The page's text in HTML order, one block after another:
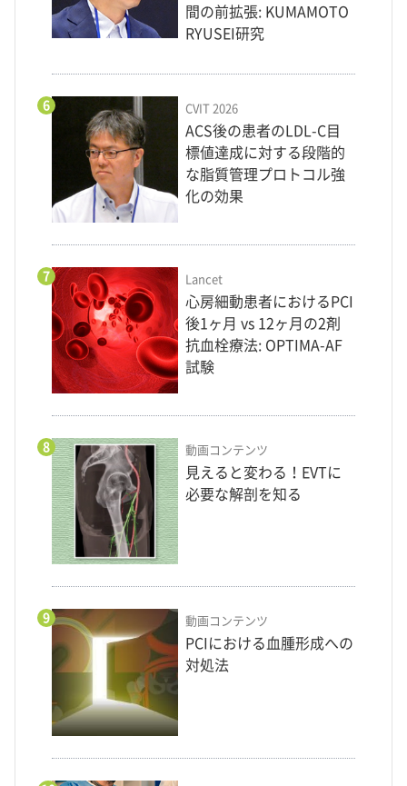
間の前拡張: KUMAMOTO
RYUSEI研究
6 CVIT 2026
ACS後の患者のLDL-C目
標値達成に対する段階的
な脂質管理プロトコル強
化の効果
7 Lancet
心房細動患者におけるPCI
後1ヶ月 vs 12ヶ月の2剤
抗血栓療法: OPTIMA-AF
試験
8 動画コンテンツ
見えると変わる！EVTに
必要な解剖を知る
9 動画コンテンツ
PCIにおける血腫形成への
対処法